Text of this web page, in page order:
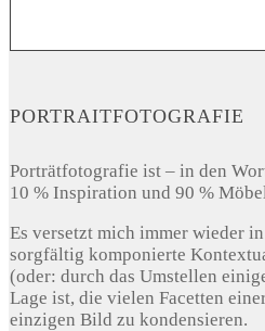
PORTRAITFOTOGRAFIE
Porträtfotografie ist – in den
10 % Inspiration und 90 %
Es versetzt mich immer wieder
sorgfältig komponierte
(oder: durch das Umstellen
Lage ist, die vielen Facetten
einzigen Bild zu kondensieren.